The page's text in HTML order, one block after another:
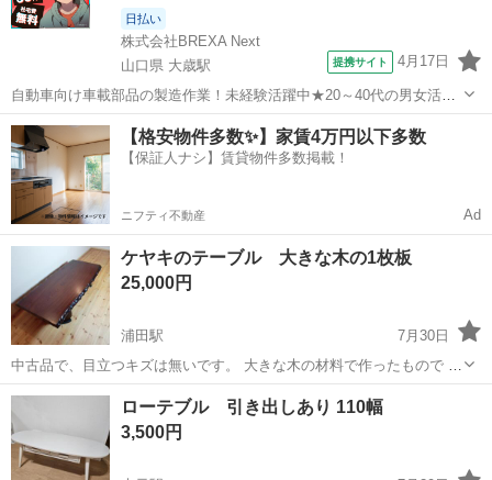
日払い
株式会社BREXA Next
山口県 大歳駅
提携サイト 4月17日
自動車向け車載部品の製造作業！未経験活躍中★20～40代の男女活躍
中！友達同士での応募OK！備品付きワンルーム寮費無料！赴任旅費会
社負担！生活支援物資事前対応可◎格安食堂利用可！年間休日135日
♪《山口県山口市》 人気の工...
山口 山口市 大歳駅 その他
【格安物件多数✨】家賃4万円以下多数
【保証人ナシ】賃貸物件多数掲載！
ニフティ不動産 Ad
ケヤキのテーブル 大きな木の1枚板
25,000円
浦田駅
7月30日
中古品で、目立つキズは無いです。 大きな木の材料で作ったもので 希
少価値があります。黒っぽい塗装をしています。材は定かではありま
せんがケヤキだと思います。 寸法 750×1660 H325
岡山 倉敷市 浦田駅 テーブル ケヤキ
ローテブル 引き出しあり 110幅
3,500円